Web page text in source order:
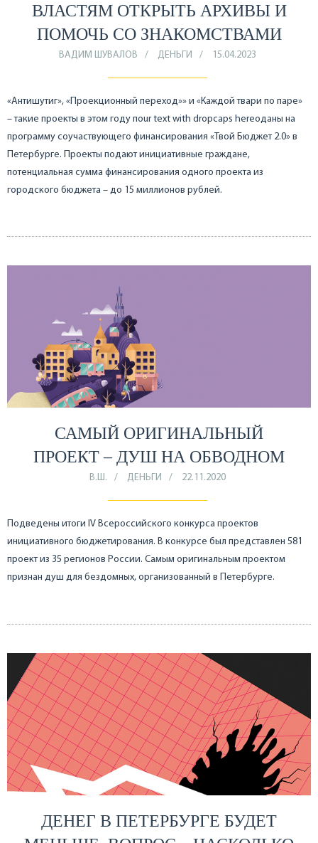
ВЛАСТЯМ ОТКРЫТЬ АРХИВЫ И
ПОМОЧЬ СО ЗНАКОМСТВАМИ
ВАДИМ ШУВАЛОВ ДЕНЬГИ 15.04.2023
«Антишутиг», «Проекционный переход»» и «Каждой твари по паре»
– такие проекты в этом году пour text with dropcaps hereоданы на
программу соучаствующего финансирования «Твой Бюджет 2.0» в
Петербурге. Проекты подают инициативные граждане,
потенциальная сумма финансирования одного проекта из
городского бюджета – до 15 миллионов рублей.
САМЫЙ ОРИГИНАЛЬНЫЙ
ПРОЕКТ – ДУШ НА ОБВОДНОМ
В.Ш. ДЕНЬГИ 22.11.2020
Подведены итоги IV Всероссийского конкурса проектов
инициативного бюджетирования. В конкурсе был представлен 581
проект из 35 регионов России. Самым оригинальным проектом
признан душ для бездомных, организованный в Петербурге.
ДЕНЕГ В ПЕТЕРБУРГЕ БУДЕТ